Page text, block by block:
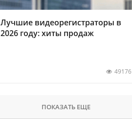
Лучшие видеорегистраторы в
2026 году: хиты продаж
49176
ПОКАЗАТЬ ЕЩЕ